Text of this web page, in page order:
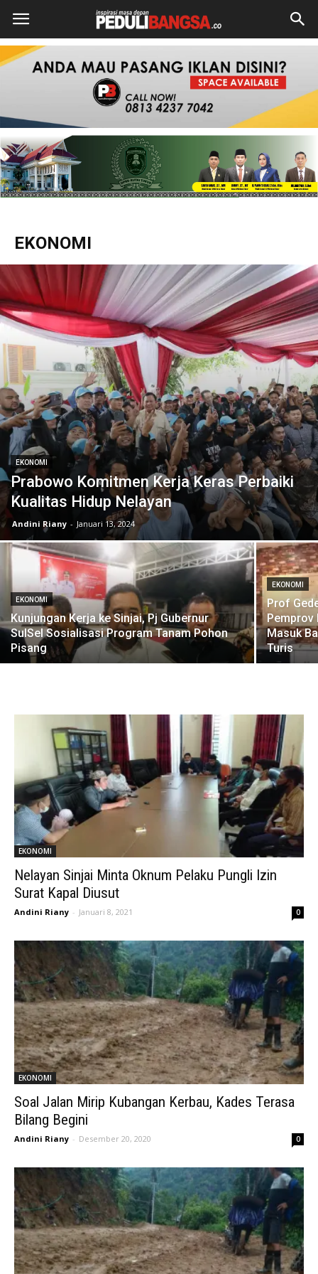
EKONOMI
EKONOMI
Prabowo Komitmen Kerja Keras Perbaiki
Kualitas Hidup Nelayan
Andini Riany - Januari 13, 2024
EKONOMI
Kunjungan Kerja ke Sinjai, Pj Gubernur
SulSel Sosialisasi Program Tanam Pohon
Pisang
EKONOMI
Prof
Pemprov
Masuk
Turis
EKONOMI
Nelayan Sinjai Minta Oknum Pelaku Pungli Izin
Surat Kapal Diusut
Andini Riany - Januari 8, 2021 0
EKONOMI
Soal Jalan Mirip Kubangan Kerbau, Kades Terasa
Bilang Begini
Andini Riany - Desember 20, 2020 0